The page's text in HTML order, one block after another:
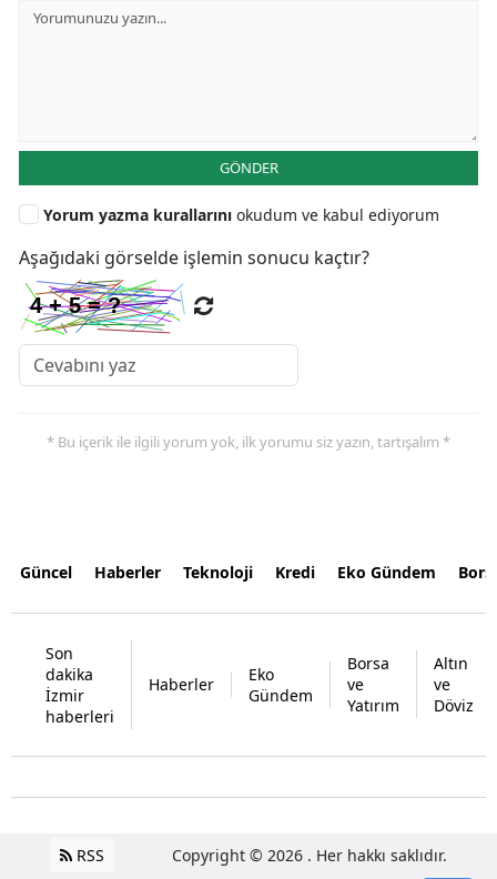
GÖNDER
Yorum yazma kurallarını okudum ve kabul ediyorum
Aşağıdaki görselde işlemin sonucu kaçtır?
* Bu içerik ile ilgili yorum yok, ilk yorumu siz yazın, tartışalım *
Güncel Haberler Teknoloji Kredi Eko Gündem
Son
dakika
İzmir
haberleri
Haberler
Eko
Gündem
Borsa
ve
Yatırım
Altın
ve
Döviz
RSS Copyright © 2026 . Her hakkı saklıdır.